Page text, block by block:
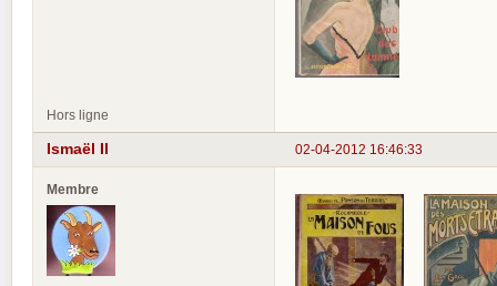
Hors ligne
02-04-2012 16:46:33
Ismaël II
Membre